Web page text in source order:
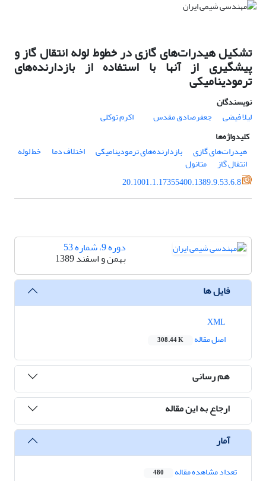
تشکیل هیدرات‌های گازی در خطوط لوله انتقال گاز و
پیشگیری از آنها با استفاده از بازدارنده‌های
ترمودینامیکی
نویسندگان
لیلا فیضی
جعفرصادق مقدس
اکرم توکلی
کلیدواژه‌ها
هیدرات‌های گازی
بازدارنده‌های ترمودینامیکی اختلاف دما خط لوله
انتقال گاز
متانول
20.1001.1.17355400.1389.9.53.6.8
دوره 9، شماره 53
بهمن و اسفند 1389
فایل ها
اصل مقاله
308.44 K
هم رسانی
ارجاع به این مقاله
آمار
تعداد مشاهده مقاله 480